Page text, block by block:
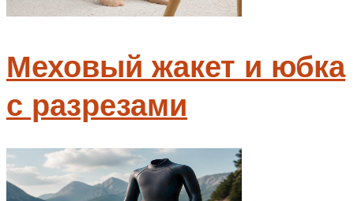
Меховый жакет и юбка
с разрезами